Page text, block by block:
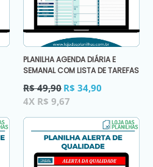
PLANILHA AGENDA DIÁRIA E
SEMANAL COM LISTA DE TAREFAS
Preço
normal
R$ 49,90 R$ 34,90
4X R$ 9,67